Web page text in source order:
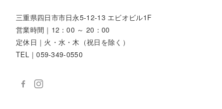
三重県四日市市日永5-12-13 エビオビル1F
営業時間｜12：00 ～ 20：00
定休日｜火・水・木（祝日を除く）
TEL｜059-349-0550